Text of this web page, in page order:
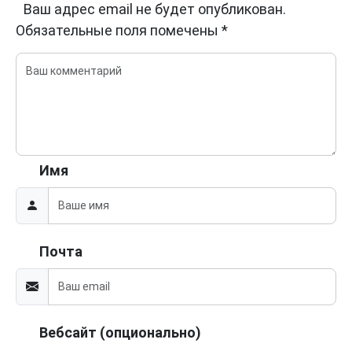
Ваш адрес email не будет опубликован.
Обязательные поля помечены *
Имя
Почта
Вебсайт (опционально)